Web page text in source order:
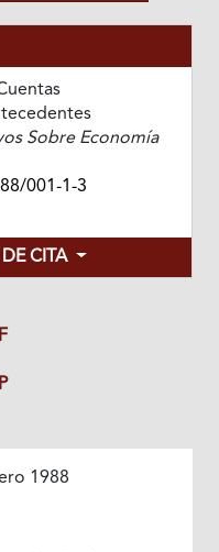
Sobre Economía
001-1-3
CITA
1988